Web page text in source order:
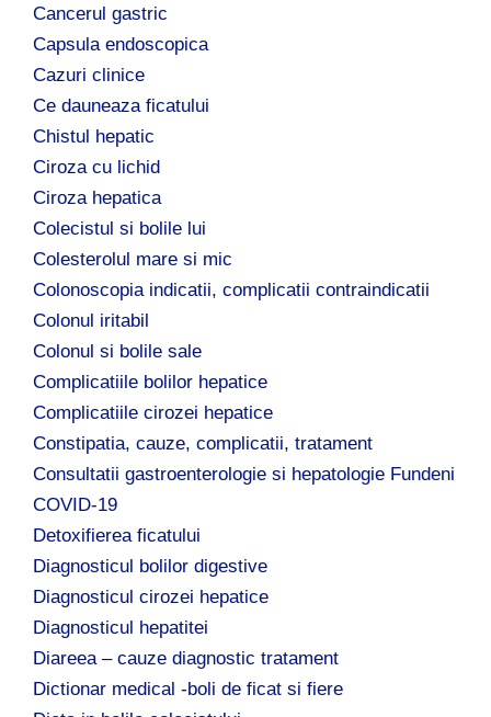
Cancerul gastric
Capsula endoscopica
Cazuri clinice
Ce dauneaza ficatului
Chistul hepatic
Ciroza cu lichid
Ciroza hepatica
Colecistul si bolile lui
Colesterolul mare si mic
Colonoscopia indicatii, complicatii contraindicatii
Colonul iritabil
Colonul si bolile sale
Complicatiile bolilor hepatice
Complicatiile cirozei hepatice
Constipatia, cauze, complicatii, tratament
Consultatii gastroenterologie si hepatologie Fundeni
COVID-19
Detoxifierea ficatului
Diagnosticul bolilor digestive
Diagnosticul cirozei hepatice
Diagnosticul hepatitei
Diareea – cauze diagnostic tratament
Dictionar medical -boli de ficat si fiere